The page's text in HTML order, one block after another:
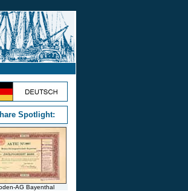
Spotlight:
AG Bayenthal